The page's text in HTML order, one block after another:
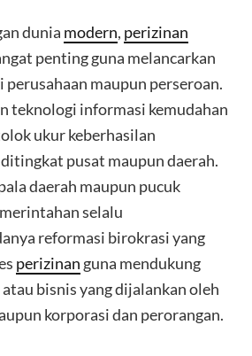
dunia modern, perizinan
penting guna melancarkan
perusahaan maupun perseroan.
teknologi informasi kemudahan
ukur keberhasilan
pusat maupun daerah.
daerah maupun pucuk
selalu
reformasi birokrasi yang
perizinan guna mendukung
bisnis yang dijalankan oleh
korporasi dan perorangan.